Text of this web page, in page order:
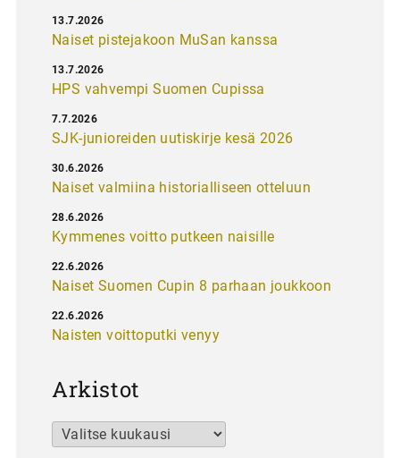
Naiset pistejakoon MuSan kanssa
13.7.2026
HPS vahvempi Suomen Cupissa
13.7.2026
SJK-junioreiden uutiskirje kesä 2026
7.7.2026
Naiset valmiina historialliseen otteluun
30.6.2026
Kymmenes voitto putkeen naisille
28.6.2026
Naiset Suomen Cupin 8 parhaan joukkoon
22.6.2026
Naisten voittoputki venyy
22.6.2026
Arkistot
Arkistot